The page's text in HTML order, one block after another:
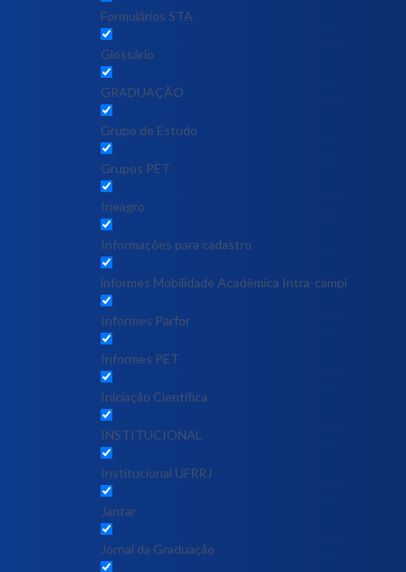
Formulários STA
Glossário
GRADUAÇÃO
Grupo de Estudo
Grupos PET
Ineagro
Informações para cadastro
informes Mobilidade Acadêmica Intra-campi
Informes Parfor
Informes PET
Iniciação Científica
INSTITUCIONAL
Institucional UFRRJ
Jantar
Jornal da Graduação